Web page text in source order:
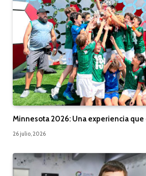
Minnesota 2026: Una experiencia
26 julio, 2026